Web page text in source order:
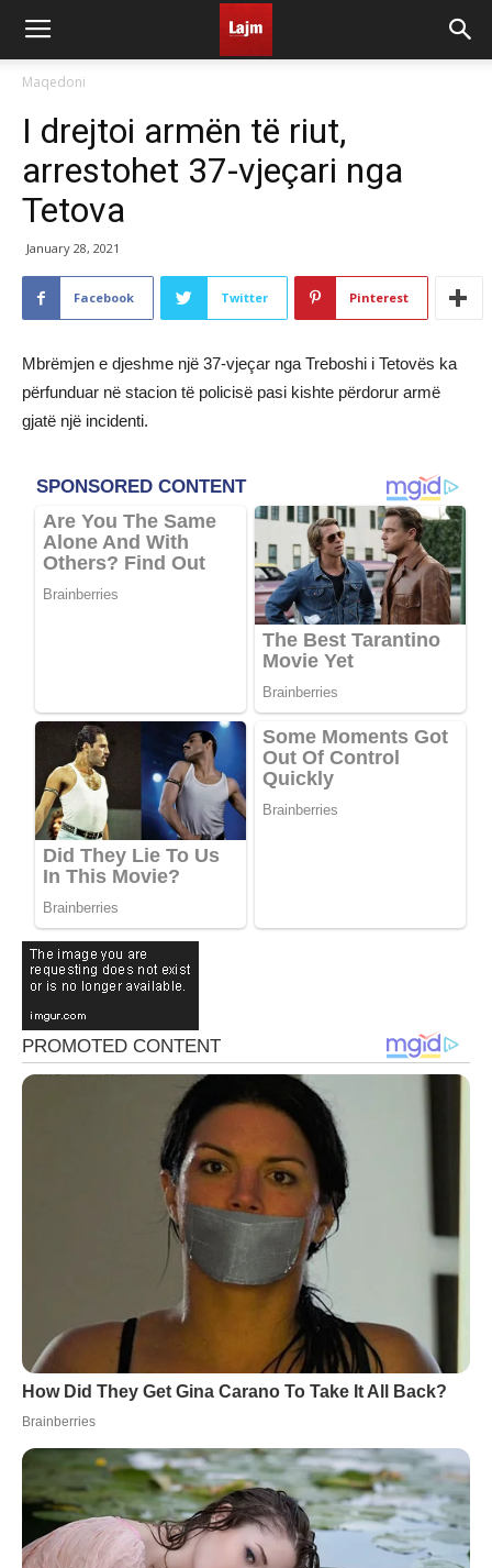
Maqedoni
I drejtoi armën të riut,
arrestohet 37-vjeçari nga
Tetova
January 28, 2021
Facebook Twitter Pinterest
Mbrëmjen e djeshme një 37-vjeçar nga Treboshi i Tetovës ka
përfunduar në stacion të policisë pasi kishte përdorur armë
gjatë një incidenti.